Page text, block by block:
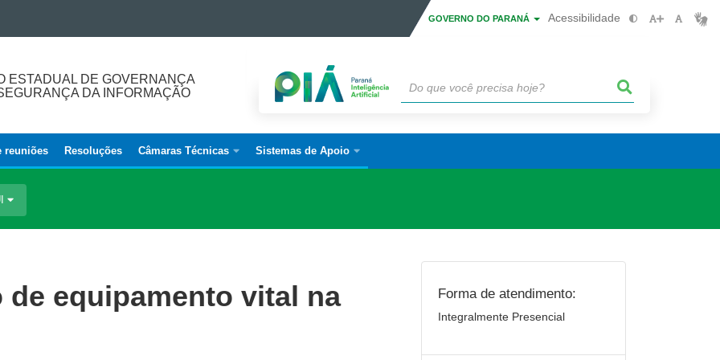
GOVERNO DO PARANÁ Acessibilidade
ESTADUAL DE GOVERNANÇA
DA INFORMAÇÃO
reuniões Resoluções Câmaras Técnicas Sistemas de Apoio
equipamento vital na
Forma de atendimento:
Integralmente Presencial